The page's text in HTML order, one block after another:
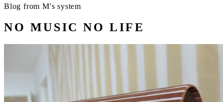
Blog from M's system
NO MUSIC NO LIFE